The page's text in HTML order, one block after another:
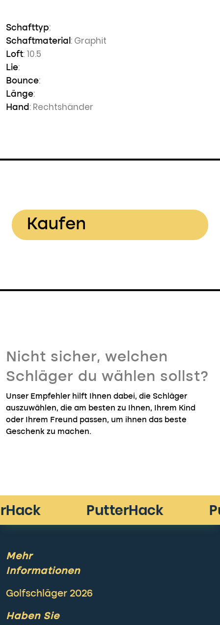
Schafttyp:
Schaftmaterial : Graphit
Loft: 10.5
Lie:
Bounce:
Länge:
Hand : Rechtshänder
Kaufen
Nicht sicher, welchen
Schläger du wählen sollst?
Unser Empfehler hilft Ihnen dabei, die Schläger
auszuwählen, die am besten zu Ihnen, Ihrem Kind
oder Ihrem Freund passen, um ihnen das beste
Geschenk zu machen.
Mehr
Informationen
Golfschläger 2026
Haben Sie